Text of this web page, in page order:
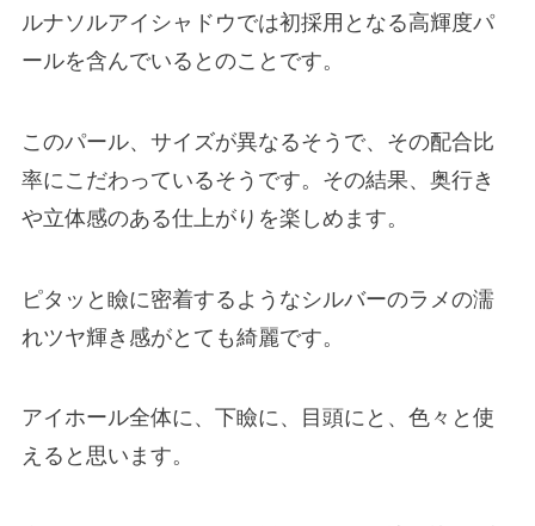
ルナソルアイシャドウでは初採用となる高輝度パ
ールを含んでいるとのことです。
このパール、サイズが異なるそうで、その配合比
率にこだわっているそうです。その結果、奥行き
や立体感のある仕上がりを楽しめます。
ピタッと瞼に密着するようなシルバーのラメの濡
れツヤ輝き感がとても綺麗です。
アイホール全体に、下瞼に、目頭にと、色々と使
えると思います。